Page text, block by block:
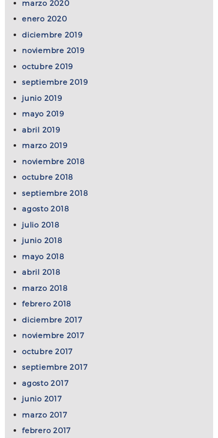
marzo 2020
enero 2020
diciembre 2019
noviembre 2019
octubre 2019
septiembre 2019
junio 2019
mayo 2019
abril 2019
marzo 2019
noviembre 2018
octubre 2018
septiembre 2018
agosto 2018
julio 2018
junio 2018
mayo 2018
abril 2018
marzo 2018
febrero 2018
diciembre 2017
noviembre 2017
octubre 2017
septiembre 2017
agosto 2017
junio 2017
marzo 2017
febrero 2017